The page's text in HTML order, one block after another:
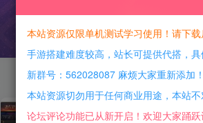
本站资源仅限单机测试学习使用！请下
手游搭建难度较高，站长可提供代搭，具
新群号：562028087 麻烦大家重新添加！
本站资源切勿用于任何商业用途，本站不
论坛评论功能已从新开启！欢迎大家踊跃